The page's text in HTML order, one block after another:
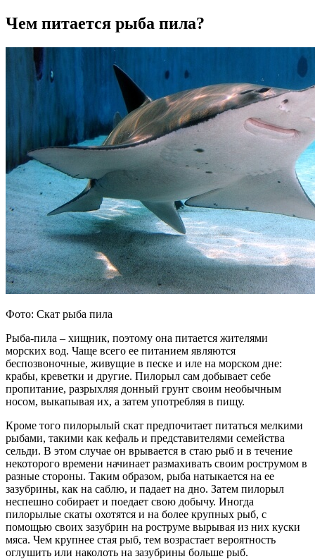
Чем питается рыба пила?
Фото: Скат рыба пила
Рыба-пила – хищник, поэтому она питается жителями
морских вод. Чаще всего ее питанием являются
беспозвоночные, живущие в песке и иле на морском дне:
крабы, креветки и другие. Пилорыл сам добывает себе
пропитание, разрыхляя донный грунт своим необычным
носом, выкапывая их, а затем употребляя в пищу.
Кроме того пилорылый скат предпочитает питаться мелкими
рыбами, такими как кефаль и представителями семейства
сельди. В этом случае он врывается в стаю рыб и в течение
некоторого времени начинает размахивать своим рострумом в
разные стороны. Таким образом, рыба натыкается на ее
зазубрины, как на саблю, и падает на дно. Затем пилорыл
неспешно собирает и поедает свою добычу. Иногда
пилорылые скаты охотятся и на более крупных рыб, с
помощью своих зазубрин на роструме вырывая из них куски
мяса. Чем крупнее стая рыб, тем возрастает вероятность
оглушить или наколоть на зазубрины больше рыб.